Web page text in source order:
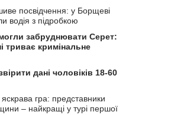
посвідчення: у Борщеві
водія з підробкою
забруднювати Серет:
триває кримінальне
дані чоловіків 18-60
гра: представники
– найкращі у турі першої